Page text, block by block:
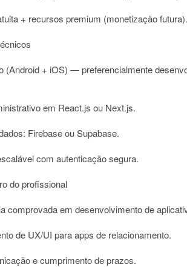
+ recursos premium (monetização futura).
(Android + iOS) — preferencialmente
em React.js ou Next.js.
Firebase ou Supabase.
com autenticação segura.
do profissional
comprovada em desenvolvimento de
de UX/UI para apps de relacionamento.
e cumprimento de prazos.